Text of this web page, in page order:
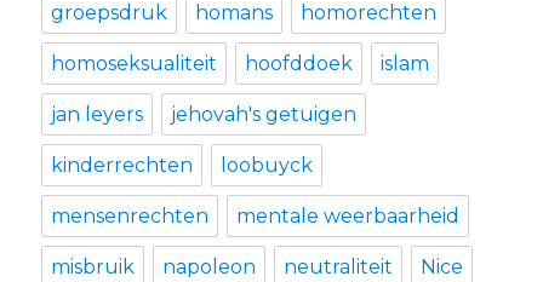
groepsdruk homans homorechten
homoseksualiteit hoofddoek islam
jan leyers jehovah's getuigen
kinderrechten loobuyck
mensenrechten mentale weerbaarheid
misbruik napoleon neutraliteit Nice